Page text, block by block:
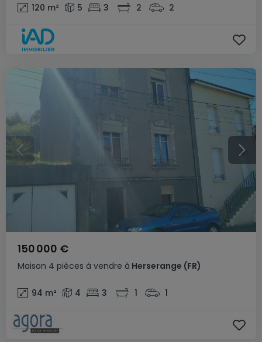
120 m² 5 3 2 2
Maison 4 pièces à vendre à Herserange (FR)
150 000 €
94 m² 4 3 1 1